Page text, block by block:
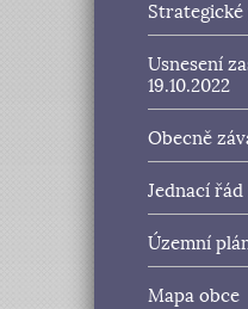
Usnesení
19.10.2022
Obecně
Jednací
Územní
Mapa obce